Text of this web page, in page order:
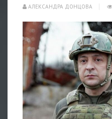
АЛЕКСАНДРА ДОНЦОВА